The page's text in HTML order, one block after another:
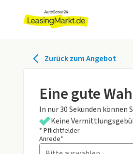
Zurück zum Angebot
Eine gute
In nur 30 Sekunden können
Keine
* Pflichtfelder
Anrede*